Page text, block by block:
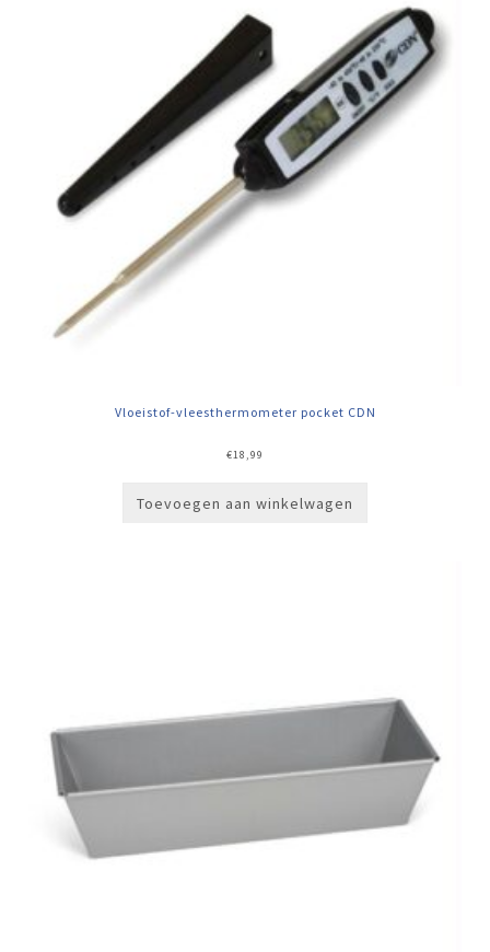
Vloeistof-vleesthermometer pocket CDN
€18,99
Toevoegen aan winkelwagen